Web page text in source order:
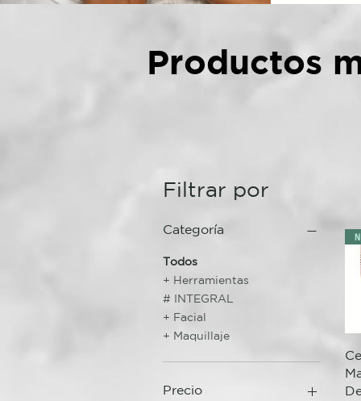
Productos
Filtrar por
Categoría
Todos
+ Herramientas
# INTEGRAL
+ Facial
+ Maquillaje
Precio